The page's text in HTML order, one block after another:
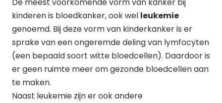
kinderen is bloedkanker, ook wel leukemie
genoemd. Bij deze vorm van kinderkanker is er
sprake van een ongeremde deling van lymfocyten
(een bepaald soort witte bloedcellen). Daardoor is
er geen ruimte meer om gezonde bloedcellen aan
te maken.
Naast leukemie zijn er ook andere